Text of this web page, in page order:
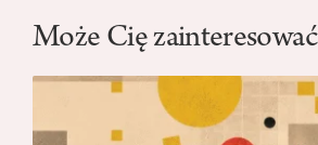
Może Cię zainteresować